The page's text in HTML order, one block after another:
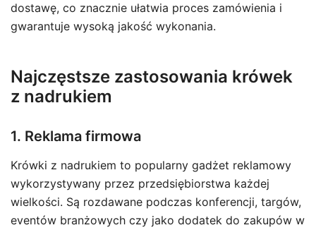
dostawę, co znacznie ułatwia proces zamówienia i
gwarantuje wysoką jakość wykonania.
Najczęstsze zastosowania krówek
z nadrukiem
1. Reklama firmowa
Krówki z nadrukiem to popularny gadżet reklamowy
wykorzystywany przez przedsiębiorstwa każdej
wielkości. Są rozdawane podczas konferencji, targów,
eventów branżowych czy jako dodatek do zakupów w